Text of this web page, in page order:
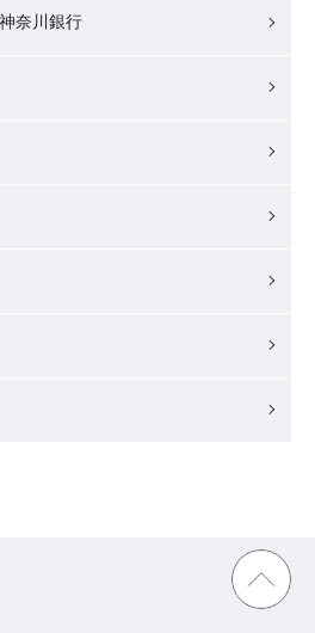
奈川銀行